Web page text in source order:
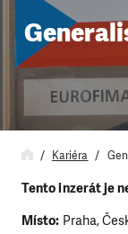
Kariéra
Tento inzerát je
Místo: Praha,